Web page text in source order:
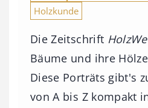
Holzkunde
Die Zeitschrift
Bäume und ihre
Diese Porträts gibt's
von A bis Z kompakt